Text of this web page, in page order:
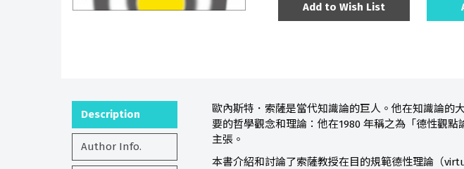
Add to Wish List
Description
Author Info.
歐內斯特．索薩是當代知識論的巨人。他在知識論的
要的哲學觀念和理論：他在1980 年稱之為「德性觀
主張。
本書介紹和討論了索薩教授在目的規範德性理論（